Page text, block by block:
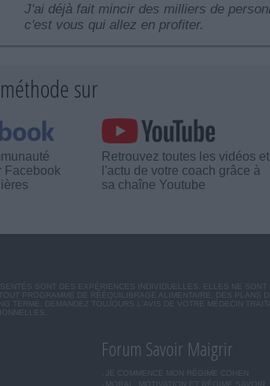
J'ai déjà fait mincir des milliers de
c'est vous qui allez en profiter.
sur
Facebook
Retrouvez toutes les vidéos et
l'actu de votre coach grâce à
sa chaîne Youtube
SONT DES EXPÉRIENCES INDIVIDUELLES. ELLES NE
PROGRAMME DE RÉÉQUILIBRAGE ALIMENTAIRE, DES
TERME. DEMANDEZ TOUJOURS L'AVIS DE VOTRE MÉDECIN
Forum Savoir Maigrir
JE COMMENCE MON RÉGIME COHEN
MORAL, MOTIVATION ET RÉGIME SAVOIR